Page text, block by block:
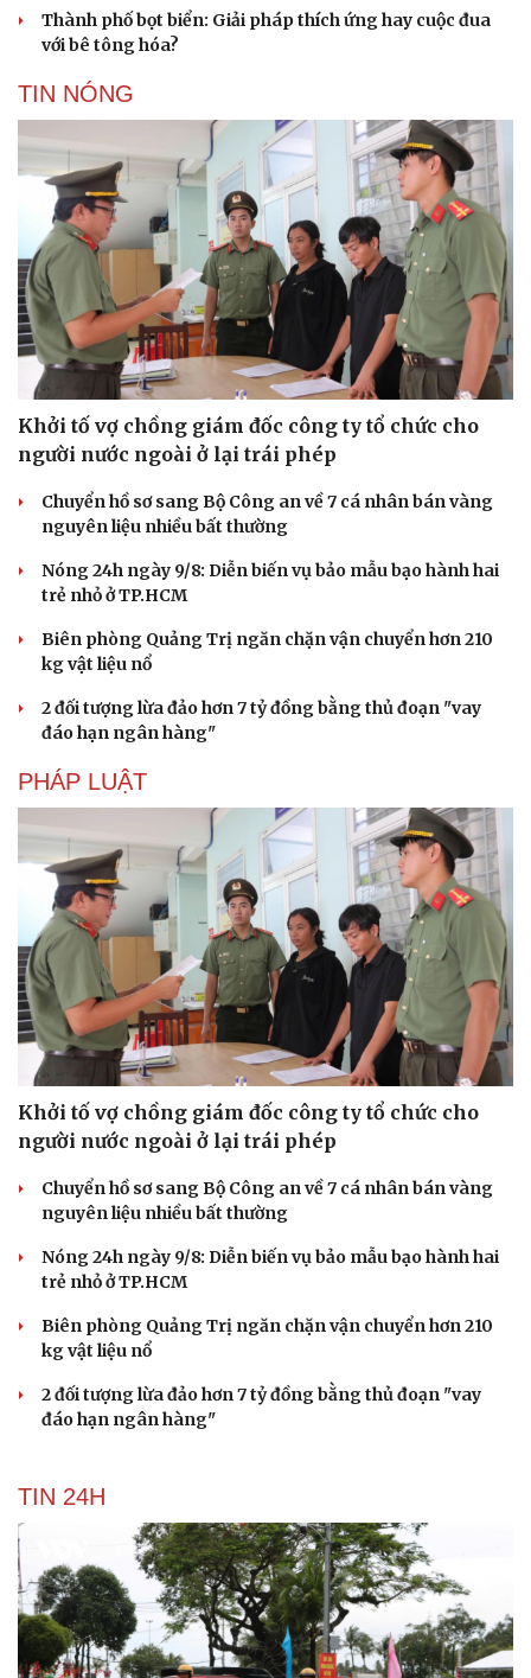
Văn hóa
Sân khấu - Điện ảnh
Âm nhạc
Di sản
Giải trí
Thành phố bọt biển: Giải pháp thích ứng hay cuộc đua
với bê tông hóa?
TIN NÓNG
Khởi tố vợ chồng giám đốc công ty tổ chức cho
người nước ngoài ở lại trái phép
Chuyển hồ sơ sang Bộ Công an về 7 cá nhân bán vàng
nguyên liệu nhiều bất thường
Nóng 24h ngày 9/8: Diễn biến vụ bảo mẫu bạo hành hai
trẻ nhỏ ở TP.HCM
Biên phòng Quảng Trị ngăn chặn vận chuyển hơn 210
kg vật liệu nổ
2 đối tượng lừa đảo hơn 7 tỷ đồng bằng thủ đoạn "vay
đáo hạn ngân hàng"
PHÁP LUẬT
Khởi tố vợ chồng giám đốc công ty tổ chức cho
người nước ngoài ở lại trái phép
Chuyển hồ sơ sang Bộ Công an về 7 cá nhân bán vàng
nguyên liệu nhiều bất thường
Nóng 24h ngày 9/8: Diễn biến vụ bảo mẫu bạo hành hai
trẻ nhỏ ở TP.HCM
Biên phòng Quảng Trị ngăn chặn vận chuyển hơn 210
kg vật liệu nổ
2 đối tượng lừa đảo hơn 7 tỷ đồng bằng thủ đoạn "vay
đáo hạn ngân hàng"
TIN 24H